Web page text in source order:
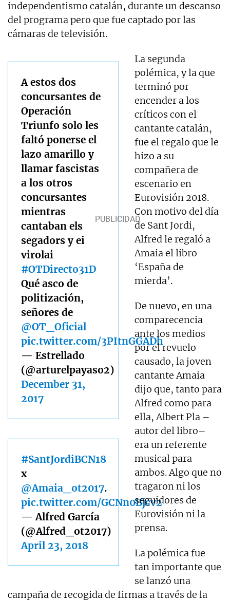
independentismo catalán, durante un descanso
del programa pero que fue captado por las
cámaras de televisión.
A estos dos
concursantes de
Operación
Triunfo solo les
faltó ponerse el
lazo amarillo y
llamar fascistas
a los otros
concursantes
mientras
cantaban els
segadors y ei
virolai
#OTDirecto31D
Qué asco de
politización,
señores de
@OT_Oficial
pic.twitter.com/3PItnGGADh
— Estrellado
(@arturelpayaso2)
December 31,
2017
La segunda
polémica, y la que
terminó por
encender a los
críticos con el
cantante catalán,
fue el regalo que le
hizo a su
compañera de
escenario en
Eurovisión 2018.
Con motivo del día
de Sant Jordi,
Alfred le regaló a
Amaia el libro
‘España de
mierda’.
#SantJordiBCN18
x
@Amaia_ot2017.
pic.twitter.com/GCNn0Bjcv2
— Alfred García
(@Alfred_ot2017)
April 23, 2018
De nuevo, en una
comparecencia
ante los medios
por el revuelo
causado, la joven
cantante Amaia
dijo que, tanto para
Alfred como para
ella, Albert Pla –
autor del libro–
era un referente
musical para
ambos. Algo que no
tragaron ni los
seguidores de
Eurovisión ni la
prensa.
La polémica fue
tan importante que
se lanzó una
campaña de recogida de firmas a través de la